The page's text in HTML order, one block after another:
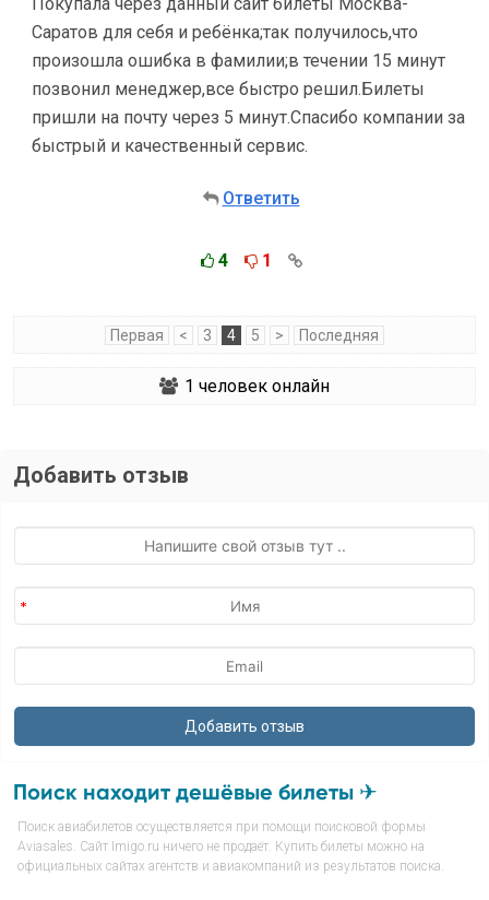
Саратов для себя и ребёнка;так получилось,что
произошла ошибка в фамилии;в течении 15 минут
позвонил менеджер,все быстро решил.Билеты
пришли на почту через 5 минут.Спасибо компании за
быстрый и качественный сервис.
Ответить
4 1
Первая < 3 4 5 > Последняя
1 человек онлайн
Добавить отзыв
Поиск находит дешёвые билеты ✈
Поиск авиабилетов осуществляется при помощи поисковой формы
Aviasales. Сайт Imigo.ru ничего не продаёт. Купить билеты можно на
официальных сайтах агентств и авиакомпаний из результатов поиска.